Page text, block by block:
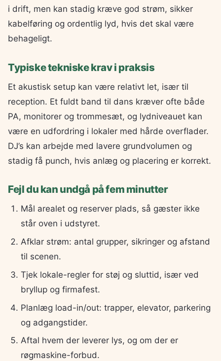
i drift, men kan stadig kræve god strøm, sikker
kabelføring og ordentlig lyd, hvis det skal være
behageligt.
Typiske tekniske krav i praksis
Et akustisk setup kan være relativt let, især til
reception. Et fuldt band til dans kræver ofte både
PA, monitorer og trommesæt, og lydniveauet kan
være en udfordring i lokaler med hårde overflader.
DJ’s kan arbejde med lavere grundvolumen og
stadig få punch, hvis anlæg og placering er korrekt.
Fejl du kan undgå på fem minutter
Mål arealet og reserver plads, så gæster ikke
står oven i udstyret.
Afklar strøm: antal grupper, sikringer og afstand
til scenen.
Tjek lokale-regler for støj og sluttid, især ved
bryllup og firmafest.
Planlæg load-in/out: trapper, elevator, parkering
og adgangstider.
Aftal hvem der leverer lys, og om der er
røgmaskine-forbud.